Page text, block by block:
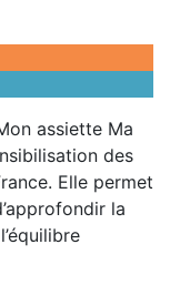
assiette Ma
des
Elle permet
la